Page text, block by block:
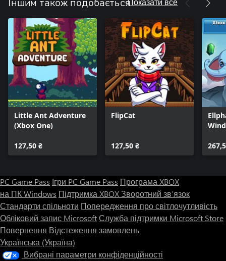
Іншим також подобається
Little Ant Adventure
(Xbox One)
127,50 ₴
FlipCat
127,50 ₴
PC Game Pass Ігри PC Game Pass Програма XBOX
на ПК Windows Підтримка XBOXЗворотний зв’язок
Стандарти спільноти Попередження про світлочутливість
Обліковий запис MicrosoftСлужба підтримки Microsoft Store
Повернення Відстеження замовлень
Українська (Україна)
Вибрані параметри конфіденційності